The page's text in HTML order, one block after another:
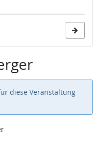
diese Veranstaltung